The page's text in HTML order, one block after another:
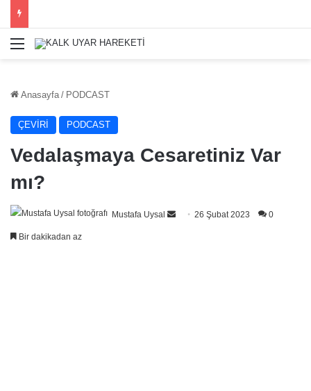
Menü
Anasayfa / PODCAST
ÇEVİRİ PODCAST
Vedalaşmaya Cesaretiniz Var
mı?
Mustafa Uysal
Bir
26 Şubat 2023 0
Bir dakikadan az